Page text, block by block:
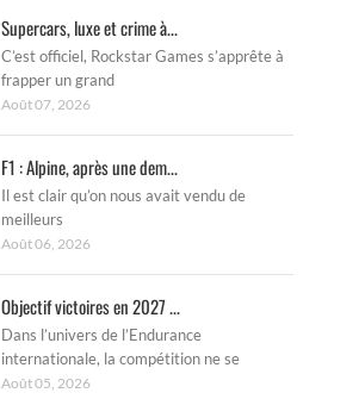
Supercars, luxe et crime à...
C’est officiel, Rockstar Games s’apprête à
frapper un grand
Août 07, 2026
F1 : Alpine, après une dem...
Il est clair qu’on nous avait vendu de
meilleurs
Août 06, 2026
Objectif victoires en 2027 ...
Dans l’univers de l’Endurance
internationale, la compétition ne se
Août 05, 2026